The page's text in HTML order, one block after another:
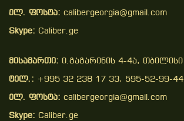
ელ. ფოსტა: calibergeorgia@gmail.com
Skype: Caliber.ge
მისამართი: ი.გაგარინის 4-4ა, თბილისი
ტელ.: +995 32 238 17 33, 595-52-99-44
ელ. ფოსტა: calibergeorgia@gmail.com
Skype: Caliber.ge